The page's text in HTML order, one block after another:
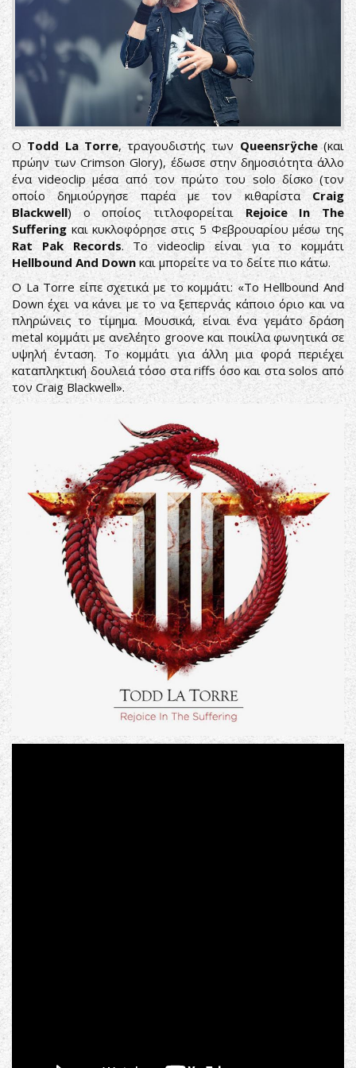
02_Wacken_-
_0574_-
_AK8I1396.jpg
ΟTodd La Torre, τραγουδιστής των Queensrÿche(και
πρώην των Crimson Glory), έδωσε στην δημοσιότητα άλλο
ένα videoclip μέσα από τον πρώτο του solo δίσκο (τον
οποίο δημιούργησε παρέα με τον κιθαρίστα Craig
Blackwell) ο οποίος τιτλοφορείταιRejoice In The
Suffering και κυκλοφόρησε στις 5 Φεβρουαρίου μέσω της
Rat Pak Records. To videoclip είναι για το κομμάτι
Hellbound And Downκαι μπορείτε να το δείτε πιο κάτω.
Ο La Torre είπε σχετικά με το κομμάτι: «Το Hellbound And
Down έχει να κάνει με το να ξεπερνάς κάποιο όριο και να
πληρώνεις το τίμημα. Μουσικά, είναι ένα γεμάτο δράση
metal κομμάτι με ανελέητο groove και ποικίλα φωνητικά σε
υψηλή ένταση. Το κομμάτι για άλλη μια φορά περιέχει
καταπληκτική δουλειά τόσο στα riffs όσο και στα solos από
τον Craig Blackwell».